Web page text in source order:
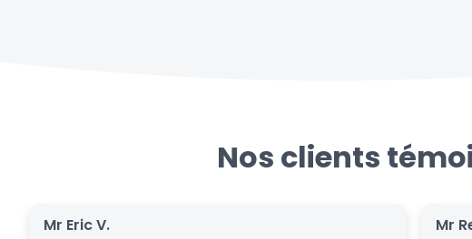
Nos clients
Mr Eric V.
Mr